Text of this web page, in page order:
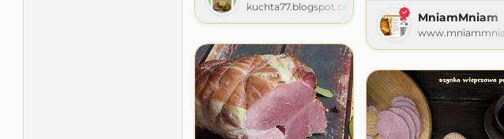
kuchta77.blogspot.com
MniamMniam